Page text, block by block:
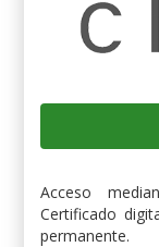
Acceso
Certificado
permanente.